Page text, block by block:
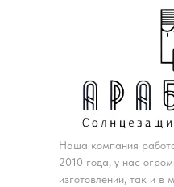
Наша компания
2010 года, у нас
изготовлении, так и в